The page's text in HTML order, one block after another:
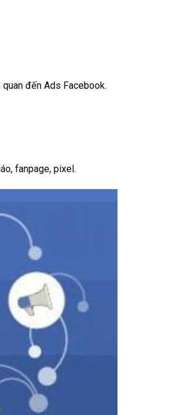
đến Ads Facebook.
fanpage, pixel.